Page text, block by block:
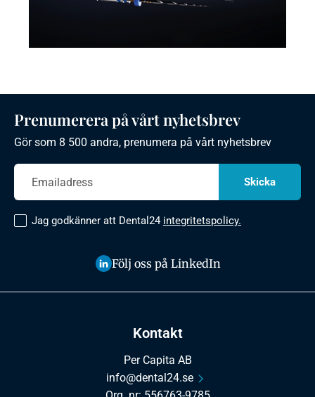
Kontakt
Per Capita AB
info@dental24.se
Prenumerera på vårt nyhetsbrev
Gör som 8 500 andra, prenumera på vårt nyhetsbrev
Jag godkänner att Dental24 integritetspolicy.
Följ oss på LinkedIn